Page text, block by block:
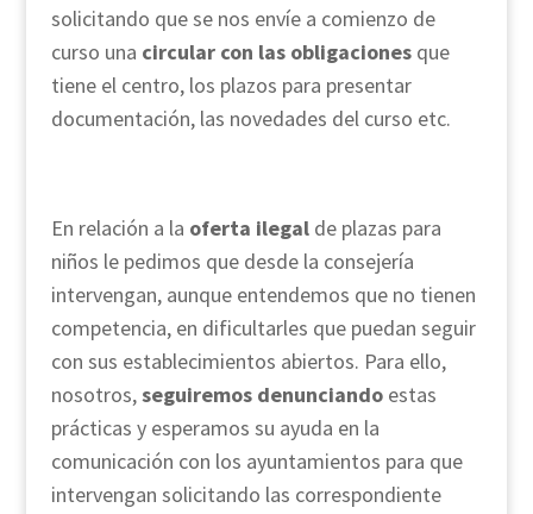
solicitando que se nos envíe a comienzo de
curso una circular con las obligacionesque
tiene el centro, los plazos para presentar
documentación, las novedades del curso etc.
En relación a la oferta ilegalde plazas para
niños le pedimos que desde la consejería
intervengan, aunque entendemos que no tienen
competencia, en dificultarles que puedan seguir
con sus establecimientos abiertos. Para ello,
nosotros,seguiremos denunciandoestas
prácticas y esperamos su ayuda en la
comunicación con los ayuntamientos para que
intervengan solicitando las correspondiente